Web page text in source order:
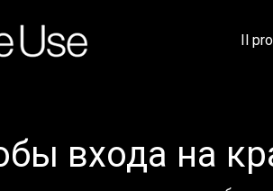
Il
входа на